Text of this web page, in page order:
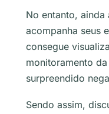
No entanto,
acompanha seus
consegue
monitoramento
surpreendido
Sendo assim,